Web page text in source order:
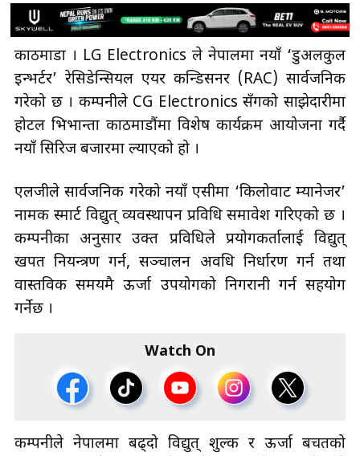
काठमाडौँ । LG Electronics ले नेपालमा नयाँ ‘डुअलकुल
इन्भर्टर’ रेसिडेन्सियल एयर कन्डिसनर (RAC) सार्वजनिक
गरेको छ । कम्पनीले CG Electronics सँगको साझेदारीमा
होटल भिभान्ता काठमाडौंमा विशेष कार्यक्रम आयोजना गर्दै
नयाँ सिरिज बजारमा ल्याएको हो ।
एलजीले सार्वजनिक गरेको नयाँ एसीमा ‘किलोवाट म्यानेजर’
नामक स्मार्ट विद्युत् व्यवस्थापन प्रविधि समावेश गरिएको छ ।
कम्पनीका अनुसार उक्त प्रविधिले प्रयोगकर्तालाई विद्युत्
खपत नियन्त्रण गर्न, सञ्चालन अवधि निर्धारण गर्न तथा
वास्तविक समयमै ऊर्जा उपयोगको निगरानी गर्न सहयोग
गर्नेछ ।
Watch On
कम्पनीले नेपालमा बढ्दो विद्युत् शुल्क र ऊर्जा बचतको